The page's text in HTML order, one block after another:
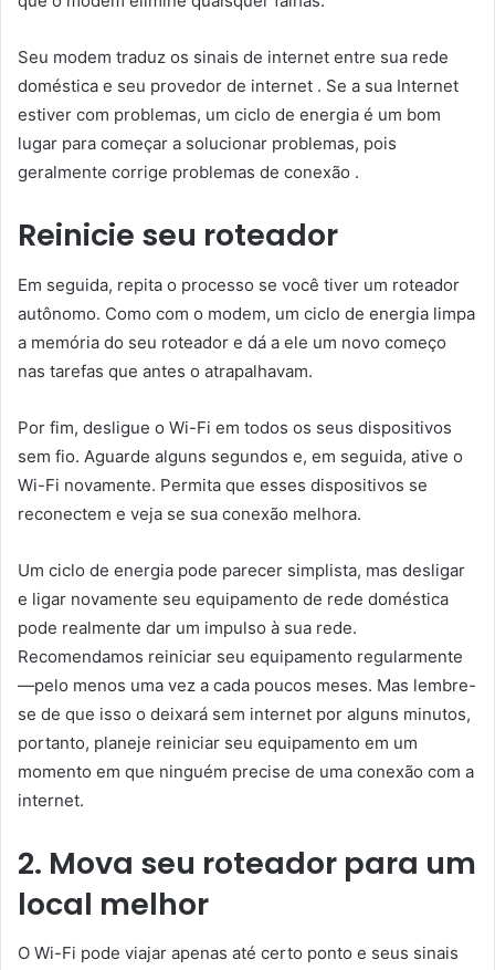
Seu modem traduz os sinais de internet entre sua rede
doméstica e seu provedor de internet . Se a sua Internet
estiver com problemas, um ciclo de energia é um bom
lugar para começar a solucionar problemas, pois
geralmente corrige problemas de conexão .
Reinicie seu roteador
Em seguida, repita o processo se você tiver um roteador
autônomo. Como com o modem, um ciclo de energia limpa
a memória do seu roteador e dá a ele um novo começo
nas tarefas que antes o atrapalhavam.
Por fim, desligue o Wi-Fi em todos os seus dispositivos
sem fio. Aguarde alguns segundos e, em seguida, ative o
Wi-Fi novamente. Permita que esses dispositivos se
reconectem e veja se sua conexão melhora.
Um ciclo de energia pode parecer simplista, mas desligar
e ligar novamente seu equipamento de rede doméstica
pode realmente dar um impulso à sua rede.
Recomendamos reiniciar seu equipamento regularmente
—pelo menos uma vez a cada poucos meses. Mas lembre-
se de que isso o deixará sem internet por alguns minutos,
portanto, planeje reiniciar seu equipamento em um
momento em que ninguém precise de uma conexão com a
internet.
2. Mova seu roteador para um
local melhor
O Wi-Fi pode viajar apenas até certo ponto e seus sinais